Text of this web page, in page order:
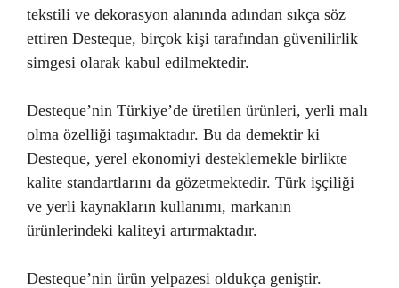
tekstili ve dekorasyon alanında adından sıkça söz
ettiren Desteque, birçok kişi tarafından güvenilirlik
simgesi olarak kabul edilmektedir.
Desteque’nin Türkiye’de üretilen ürünleri, yerli malı
olma özelliği taşımaktadır. Bu da demektir ki
Desteque, yerel ekonomiyi desteklemekle birlikte
kalite standartlarını da gözetmektedir. Türk işçiliği
ve yerli kaynakların kullanımı, markanın
ürünlerindeki kaliteyi artırmaktadır.
Desteque’nin ürün yelpazesi oldukça geniştir.